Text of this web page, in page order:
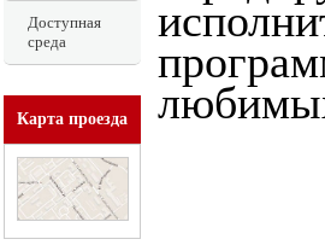
Доступная
среда
Карта проезда